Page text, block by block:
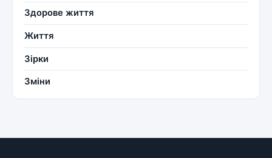
Здорове життя
Життя
Зірки
Зміни